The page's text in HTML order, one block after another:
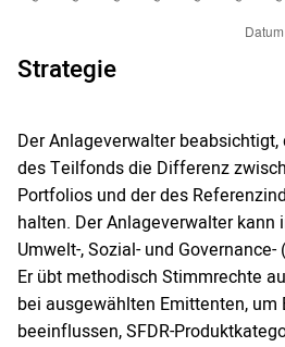
Strategie
Der Anlageverwalter
des Teilfonds die Differenz
Portfolios und der des
halten. Der Anlageverwalter
Umwelt-, Sozial- und
Er übt methodisch Stimmrechte
bei ausgewählten Emittenten, um
beeinflussen, SFDR-